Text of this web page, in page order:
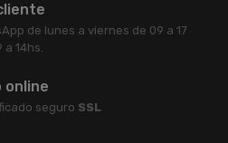
de lunes a viernes de 09 a 17
14hs.
online
seguro SSL